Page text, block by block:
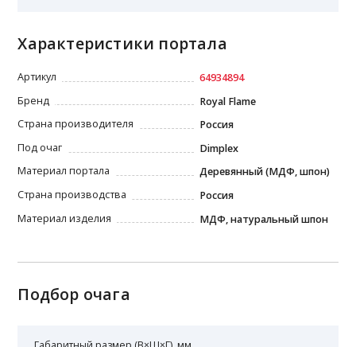
Характеристики портала
Артикул
64934894
Бренд
Royal Flame
Страна производителя
Россия
Под очаг
Dimplex
Материал портала
Деревянный (МДФ, шпон)
Страна производства
Россия
Материал изделия
МДФ, натуральный шпон
Подбор очага